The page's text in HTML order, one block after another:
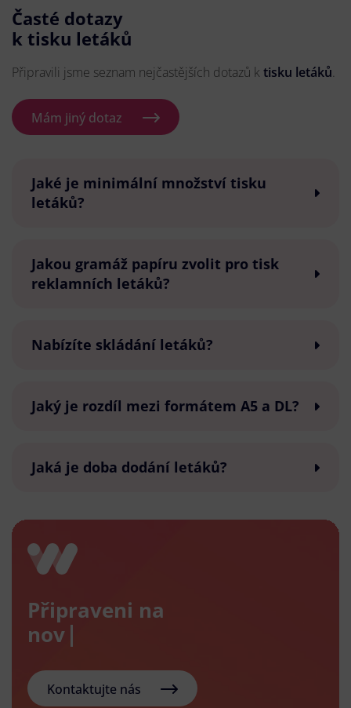
Časté dotazy
k tisku letáků
Připravili jsme seznam nejčastějších dotazů k tisku letáků.
Mám jiný dotaz
Jaké je minimální množství tisku
letáků?
Jakou gramáž papíru zvolit pro tisk
reklamních letáků?
Nabízíte skládání letáků?
Jaký je rozdíl mezi formátem A5 a DL?
Jaká je doba dodání letáků?
Připraveni na
nový e-sh
Kontaktujte nás